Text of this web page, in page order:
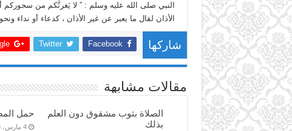
النبي صلى الله عليه وسلم : ” لا يَغرنَّكم من سحوركم
الأذان لقال ما يعبر عن غير الأذان ، كدعاء أو نداء
شاركها Facebook
Twitter
+
مقالات مشابهة
الصلاة بثوب مشقوق دون العلم
بذلك
حمل
4 مارس، 2023